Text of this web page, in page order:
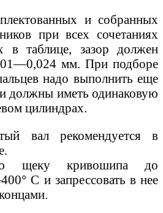
и собранных
при всех сочетаниях
в таблице, зазор должен
мм. При подборе
надо выполнить еще
должны иметь одинаковую
цилиндрах.
вал рекомендуется в
щеку кривошипа до
С и запрессовать в нее